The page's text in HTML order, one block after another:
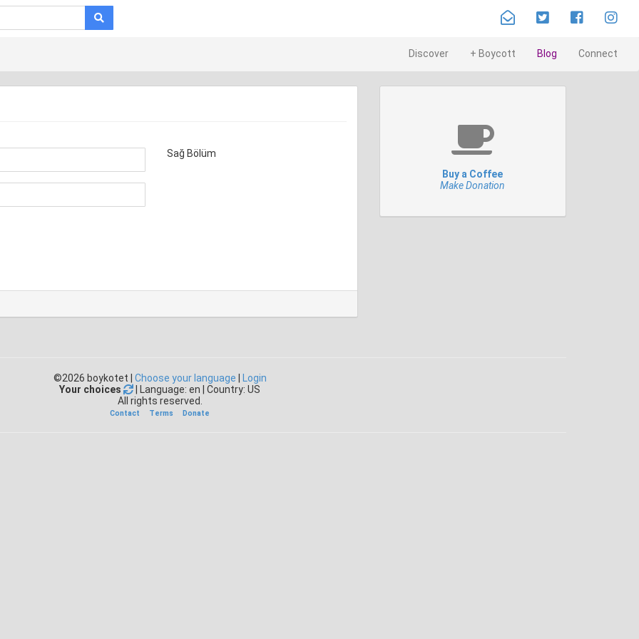
Discover + Boycott Blog Connect
Sağ Bölüm
Buy a Coffee
Make Donation
©2026 boykotet | Choose your language
Login
Your choices
| Language: en | Country: US
All rights reserved.
Contact Terms Donate